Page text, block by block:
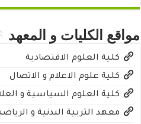
مواقع الكليات و المعهد
كلية العلوم الاقتصادية
كلية علوم الاعلام و الاتصال
كلية العلوم السياسية و
معهد التربية البدنية و